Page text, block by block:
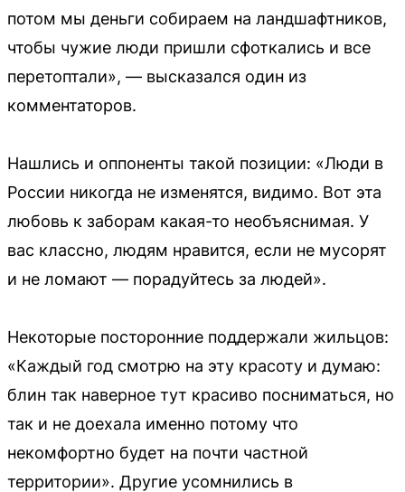
потом мы деньги собираем на ландшафтников,
чтобы чужие люди пришли сфоткались и все
перетоптали», — высказался один из
комментаторов.
Нашлись и оппоненты такой позиции: «Люди в
России никогда не изменятся, видимо. Вот эта
любовь к заборам какая-то необъяснимая. У
вас классно, людям нравится, если не мусорят
и не ломают — порадуйтесь за людей».
Некоторые посторонние поддержали жильцов:
«Каждый год смотрю на эту красоту и думаю:
блин так наверное тут красиво посниматься, но
так и не доехала именно потому что
некомфортно будет на почти частной
территории». Другие усомнились в